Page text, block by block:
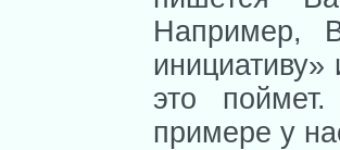
Например,
это
примере у